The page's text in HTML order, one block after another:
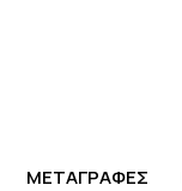
ΜΕΤΑΓΡΑΦΕΣ